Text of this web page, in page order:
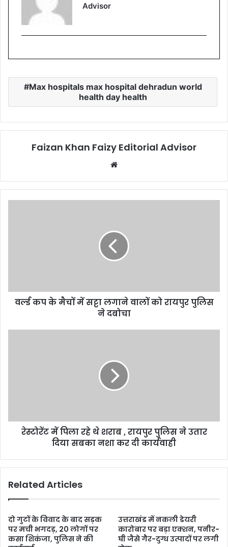
Advisor
Max hospitals max hospital dehradun world
health day health
Faizan Khan Faizy Editorial Advisor
b
s
e
वर्ल्ड कप के मैचों में सट्टा लगाने वालों को रायपुर पुलिस
ने दबोचा
रेस्टोरेंट में पिला रहे थे शराब , रायपुर पुलिस ने उतार
दिया सबका नशा कर दी कार्यवाही
Related Articles
दो गुटों के विवाद के बाद सड़क
पर मची भगदड़, 20 लोगों पर
कसा शिकंजा, पुलिस ने की
उत्तराखंड में नकली डेयरी
कारोबार पर बड़ा एक्शन, पनीर-
घी जैसे गैर-दुग्ध उत्पादों पर लगी